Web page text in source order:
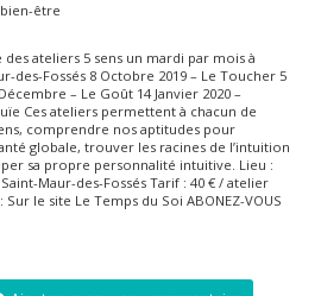
être
des ateliers 5 sens un mardi par mois à
des-Fossés 8 Octobre 2019 – Le Toucher 5
– Le Goût 14 Janvier 2020 –
Ces ateliers permettent à chacun de
comprendre nos aptitudes pour
globale, trouver les racines de l’intuition
sa propre personnalité intuitive. Lieu :
Maur-des-Fossés Tarif : 40 € / atelier
le site Le Temps du Soi ABONEZ-VOUS